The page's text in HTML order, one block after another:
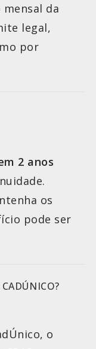
mensal da
legal,
por
2 anos
os
pode ser
o